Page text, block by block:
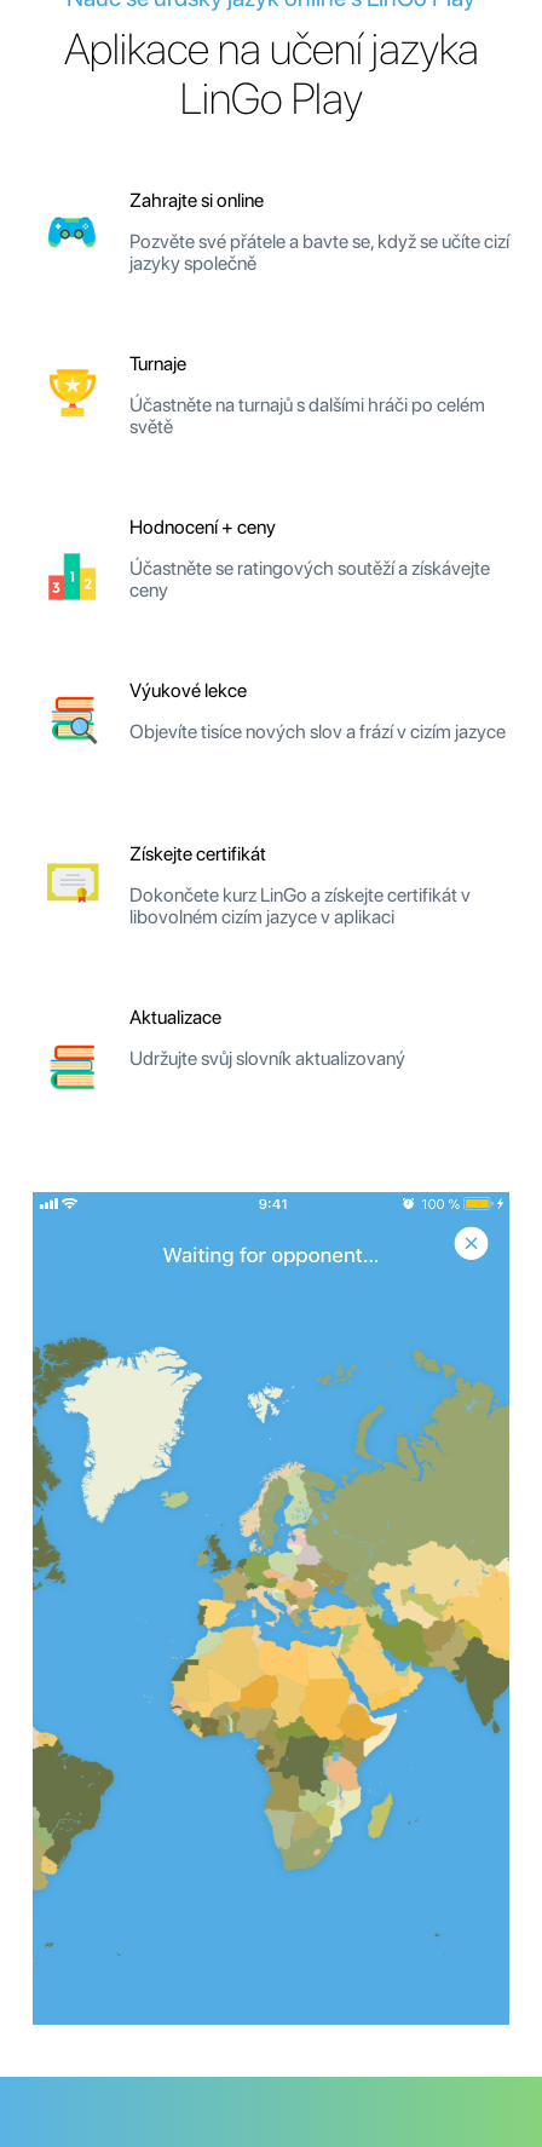
Aplikace na učení jazyka
LinGo Play
Zahrajte si online
Pozvěte své přátele a bavte se, když se učíte cizí
jazyky společně
Turnaje
Účastněte na turnajů s dalšími hráči po celém
světě
Hodnocení + ceny
Účastněte se ratingových soutěží a získávejte
ceny
Výukové lekce
Objevíte tisíce nových slov a frází v cizím jazyce
Získejte certifikát
Dokončete kurz LinGo a získejte certifikát v
libovolném cizím jazyce v aplikaci
Aktualizace
Udržujte svůj slovník aktualizovaný